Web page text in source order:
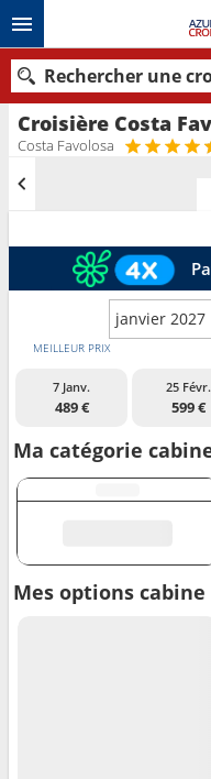
Costa Favolosa
janvier 2027
MEILLEUR PRIX
7 Janv.
489 €
25 Févr.
599 €
Ma catégorie
Mes options cabine
Rechercher une
Nos destinations